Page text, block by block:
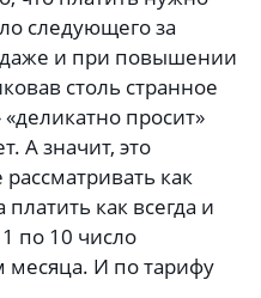
следующего за
даже и при повышении
столь странное
просит»
А значит, это
как
как всегда и
по 10 число
месяца. И по тарифу